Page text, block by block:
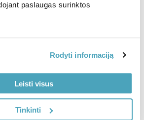
paslaugas surinktos
Rodyti informaciją
Leisti visus
Tinkinti
€
N90